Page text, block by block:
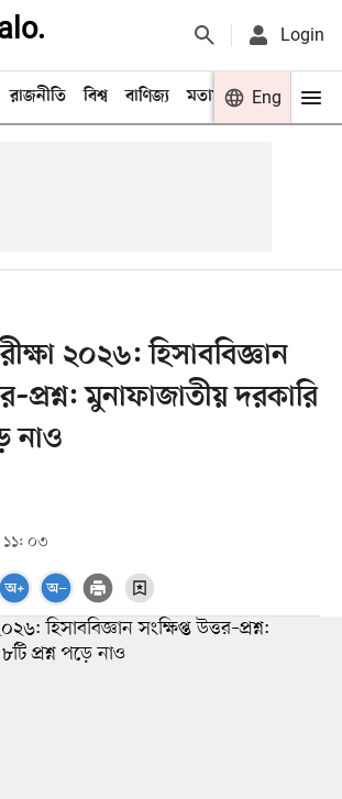
Login
রাজনীতি বিশ্ব বাণিজ্য মতামত খেলা
Eng
২০২৬: হিসাববিজ্ঞান
মুনাফাজাতীয় দরকারি
নাও
১১: ০৩